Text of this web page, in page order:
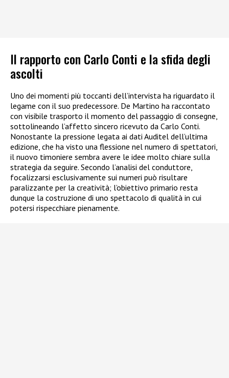
Il rapporto con Carlo Conti e la sfida degli
ascolti
Uno dei momenti più toccanti dell’intervista ha riguardato il
legame con il suo predecessore. De Martino ha raccontato
con visibile trasporto il momento del passaggio di consegne,
sottolineando l’affetto sincero ricevuto da Carlo Conti.
Nonostante la pressione legata ai dati Auditel dell’ultima
edizione, che ha visto una flessione nel numero di spettatori,
il nuovo timoniere sembra avere le idee molto chiare sulla
strategia da seguire. Secondo l’analisi del conduttore,
focalizzarsi esclusivamente sui numeri può risultare
paralizzante per la creatività; l’obiettivo primario resta
dunque la costruzione di uno spettacolo di qualità in cui
potersi rispecchiare pienamente.